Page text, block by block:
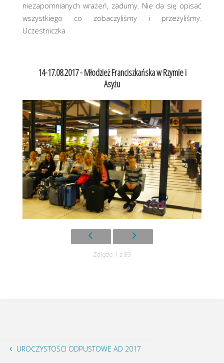
niezapomnianych wrażeń, zadumy. Nie da się opisać
wszystkiego co zobaczyliśmy i przeżyliśmy.
Uczestniczka
14-17.08.2017 - Młodzież Franciszkańska w Rzymie i
Asyżu
Zdjęcie 1 z 89
UROCZYSTOŚCI ODPUSTOWE AD 2017